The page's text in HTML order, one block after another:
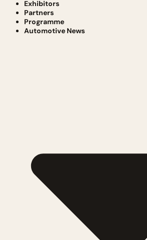
Exhibitors
Partners
Programme
Automotive News